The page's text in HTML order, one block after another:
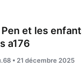
et les
a176
•21 décembre 2025